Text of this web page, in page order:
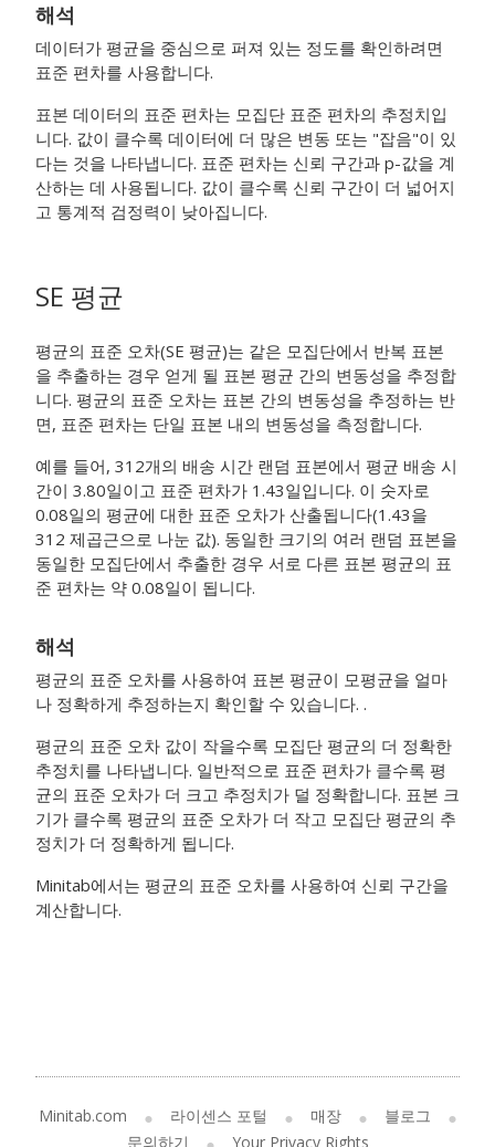
해석
데이터가 평균을 중심으로 퍼져 있는 정도를 확인하려면
표준 편차를 사용합니다.
표본 데이터의 표준 편차는 모집단 표준 편차의 추정치입
니다. 값이 클수록 데이터에 더 많은 변동 또는 "잡음"이 있
다는 것을 나타냅니다. 표준 편차는 신뢰 구간과 p-값을 계
산하는 데 사용됩니다. 값이 클수록 신뢰 구간이 더 넓어지
고 통계적 검정력이 낮아집니다.
SE 평균
평균의 표준 오차(SE 평균)는 같은 모집단에서 반복 표본
을 추출하는 경우 얻게 될 표본 평균 간의 변동성을 추정합
니다. 평균의 표준 오차는 표본 간의 변동성을 추정하는 반
면, 표준 편차는 단일 표본 내의 변동성을 측정합니다.
예를 들어, 312개의 배송 시간 랜덤 표본에서 평균 배송 시
간이 3.80일이고 표준 편차가 1.43일입니다. 이 숫자로
0.08일의 평균에 대한 표준 오차가 산출됩니다(1.43을
312 제곱근으로 나눈 값). 동일한 크기의 여러 랜덤 표본을
동일한 모집단에서 추출한 경우 서로 다른 표본 평균의 표
준 편차는 약 0.08일이 됩니다.
해석
평균의 표준 오차를 사용하여 표본 평균이 모평균을 얼마
나 정확하게 추정하는지 확인할 수 있습니다. .
평균의 표준 오차 값이 작을수록 모집단 평균의 더 정확한
추정치를 나타냅니다. 일반적으로 표준 편차가 클수록 평
균의 표준 오차가 더 크고 추정치가 덜 정확합니다. 표본 크
기가 클수록 평균의 표준 오차가 더 작고 모집단 평균의 추
정치가 더 정확하게 됩니다.
Minitab에서는 평균의 표준 오차를 사용하여 신뢰 구간을
계산합니다.
Minitab.com 라이센스 포털 매장
블로그
문의하기
Your Privacy Rights